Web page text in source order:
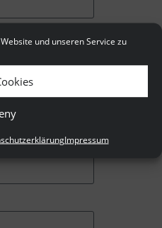
und unseren Service zu
Impressum